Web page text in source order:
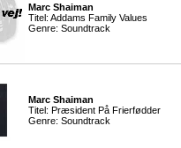
Marc Shaiman
Titel: Addams Family Values
Genre: Soundtrack
Marc Shaiman
Titel: Præsident På Frierfødder
Genre: Soundtrack